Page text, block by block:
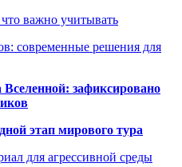
важно учитывать
современные решения для
зафиксировано
этап мирового тура
для агрессивной среды